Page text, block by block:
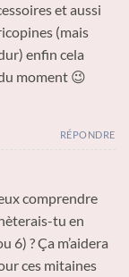
et aussi
(mais
enfin cela
moment 😉
RÉPONDRE
comprendre
tu en
6) ? Ça m’aidera
ces mitaines